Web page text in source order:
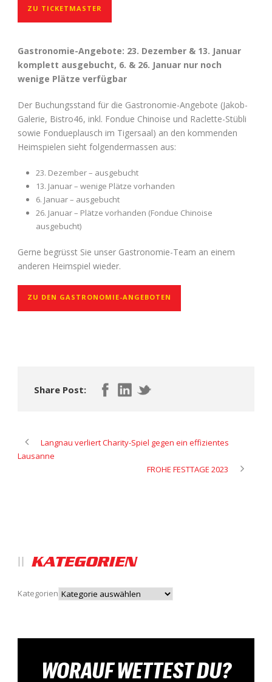
ZU TICKETMASTER
Gastronomie-Angebote: 23. Dezember & 13. Januar
komplett ausgebucht, 6. & 26. Januar nur noch
wenige Plätze verfügbar
Der Buchungsstand für die Gastronomie-Angebote (Jakob-
Galerie, Bistro46, inkl. Fondue Chinoise und Raclette-Stübli
sowie Fondueplausch im Tigersaal) an den kommenden
Heimspielen sieht folgendermassen aus:
23. Dezember – ausgebucht
13. Januar – wenige Plätze vorhanden
6. Januar – ausgebucht
26. Januar – Plätze vorhanden (Fondue Chinoise
ausgebucht)
Gerne begrüsst Sie unser Gastronomie-Team an einem
anderen Heimspiel wieder.
ZU DEN GASTRONOMIE-ANGEBOTEN
Share Post:
Langnau verliert Charity-Spiel gegen ein effizientes
Lausanne
FROHE FESTTAGE 2023
KATEGORIEN
Kategorien